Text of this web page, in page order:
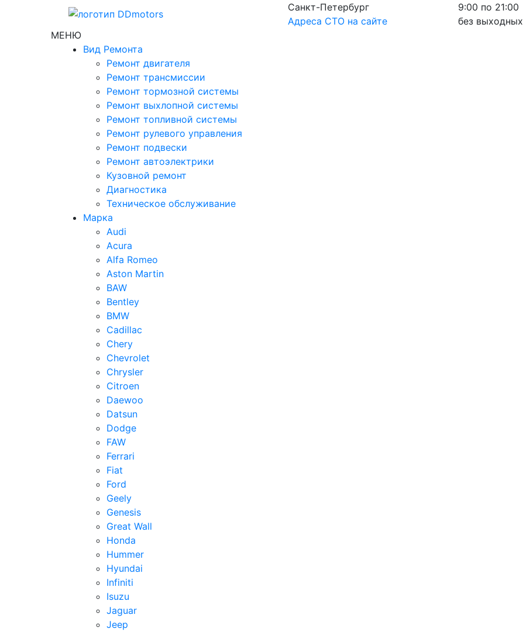
Санкт-Петербург
Адреса СТО на сайте
9:00 по 21:00
без выходных
МЕНЮ
Вид Ремонта
Ремонт двигателя
Ремонт трансмиссии
Ремонт тормозной системы
Ремонт выхлопной системы
Ремонт топливной системы
Ремонт рулевого управления
Ремонт подвески
Ремонт автоэлектрики
Кузовной ремонт
Диагностика
Техническое обслуживание
Марка
Audi
Acura
Alfa Romeo
Aston Martin
BAW
Bentley
BMW
Cadillac
Chery
Chevrolet
Chrysler
Citroen
Daewoo
Datsun
Dodge
FAW
Ferrari
Fiat
Ford
Geely
Genesis
Great Wall
Honda
Hummer
Hyundai
Infiniti
Isuzu
Jaguar
Jeep